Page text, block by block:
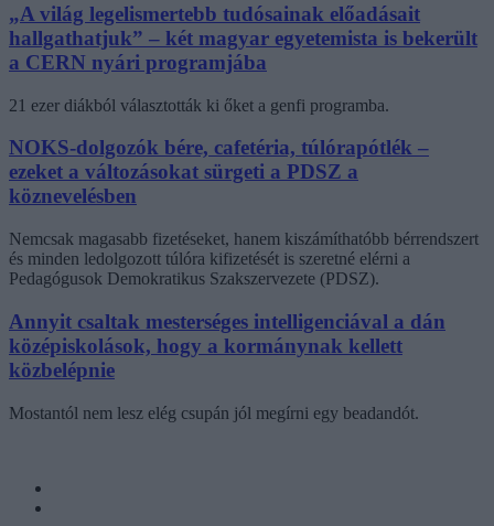
„A világ legelismertebb tudósainak előadásait
hallgathatjuk” – két magyar egyetemista is bekerült
a CERN nyári programjába
21 ezer diákból választották ki őket a genfi programba.
NOKS-dolgozók bére, cafetéria, túlórapótlék –
ezeket a változásokat sürgeti a PDSZ a
köznevelésben
Nemcsak magasabb fizetéseket, hanem kiszámíthatóbb bérrendszert
és minden ledolgozott túlóra kifizetését is szeretné elérni a
Pedagógusok Demokratikus Szakszervezete (PDSZ).
Annyit csaltak mesterséges intelligenciával a dán
középiskolások, hogy a kormánynak kellett
közbelépnie
Mostantól nem lesz elég csupán jól megírni egy beadandót.